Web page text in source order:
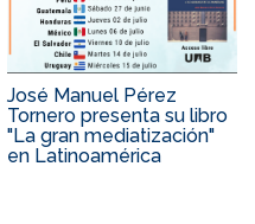
José Manuel Pérez
Tornero presenta su libro
"La gran mediatización"
en Latinoamérica